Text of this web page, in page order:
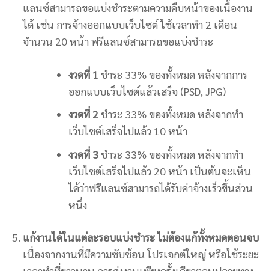
แลนซ์สามารถขอแบ่งชำระตามความคืบหน้าของเนื้องาน
ได้ เช่น การจ้างออกแบบเว็บไซต์ ใช้เวลาทำ 2 เดือน
จำนวน 20 หน้า ฟรีแลนซ์สามารถขอแบ่งชำระ
งวดที่ 1 ชำระ 33% ของทั้งหมด หลังจากการ
ออกแบบเว็บไซต์แล้วเสร็จ (PSD, JPG)
งวดที่ 2ชำระ 33% ของทั้งหมด หลังจากทำ
เว็บไซต์เสร็จไปแล้ว 10 หน้า
งวดที่ 3ชำระ 33% ของทั้งหมด หลังจากทำ
เว็บไซต์เสร็จไปแล้ว 20 หน้า เป็นต้นจะเห็น
ได้ว่าฟรีแลนซ์สามารถได้รับค่าจ้างเร็วขึ้นส่วน
หนึ่ง
แก้งานได้ในแต่ละรอบแบ่งชำระ ไม่ต้องแก้ทั้งหมดตอนจบ
เนื่องจากงานที่มีความซับซ้อน โปรเจกต์ใหญ่ หรือใช้ระยะ